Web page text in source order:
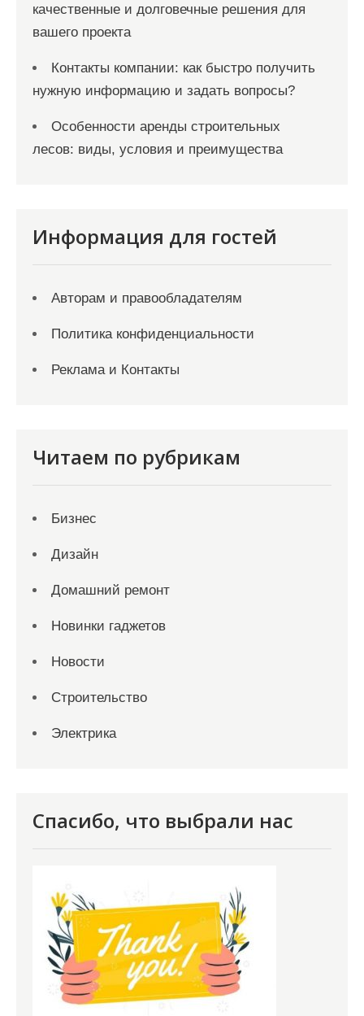
качественные и долговечные решения для
вашего проекта
Контакты компании: как быстро получить
нужную информацию и задать вопросы?
Особенности аренды строительных
лесов: виды, условия и преимущества
Информация для гостей
Авторам и правообладателям
Политика конфиденциальности
Реклама и Контакты
Читаем по рубрикам
Бизнес
Дизайн
Домашний ремонт
Новинки гаджетов
Новости
Строительство
Электрика
Спасибо, что выбрали нас